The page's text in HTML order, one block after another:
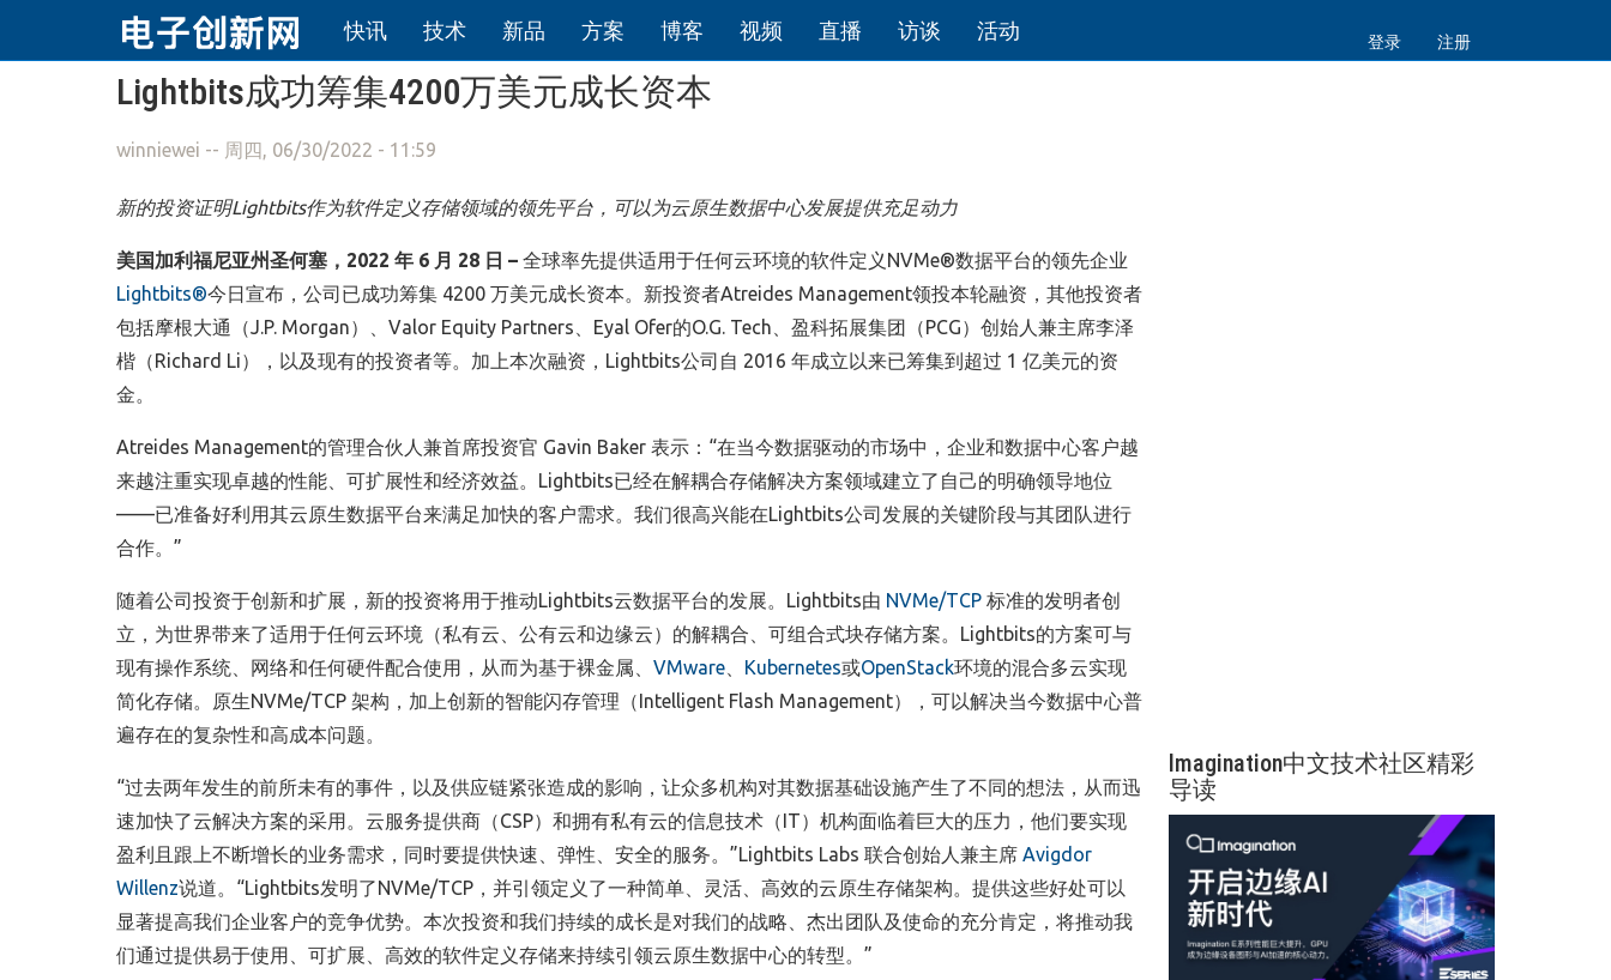
跳转到主要内容
快讯 技术 新品 方案 博客 视频 直播 访谈 活动 登录 注册
Lightbits成功筹集4200万美元成长资本
winniewei -- 周四, 06/30/2022 - 11:59
新的投资证明Lightbits作为软件定义存储领域的领先平台，可以为云原生数据中心发展提供充足动力
美国加利福尼亚州圣何塞， 2022 年 6 月 28 日 – 全球率先提供适用于任何云环境的软件定义 NVMe®数据平台的领先企业
Lightbits®今日宣布，公司已成功筹集 4200 万美元成长资本。新投资者Atreides Management领投本轮融资，其他投资者
包括摩根大通（J.P. Morgan）、 Valor Equity Partners Eyal Ofer的O.G. Tech 、盈科拓展集团（PCG）创始人兼主席李泽
楷（Richard Li），以及现有的投资者等。加上本次融资， Lightbits公司自 2016 年成立以来已筹集到超过 1 亿美元的资
金。
Atreides Management的管理合伙人兼首席投资官 Gavin Baker 表示：“在当今数据驱动的市场中，企业和数据中心客户越
来越注重实现卓越的性能、可扩展性和经济效益。 Lightbits已经在解耦合存储解决方案领域建立了自己的明确领导地位
——已准备好利用其云原生数据平台来满足加快的客户需求。我们很高兴能在Lightbits公司发展的关键阶段与其团队进行
合作。”
随着公司投资于创新和扩展，新的投资将用于推动Lightbits云数据平台的发展。 Lightbits由 NVMe/TCP 标准的发明者创
立，为世界带来了适用于任何云环境（私有云、公有云和边缘云）的解耦合、可组合式块存储方案。 Lightbits的方案可与
现有操作系统、网络和任何硬件配合使用，从而为基于裸金属、 VMware Kubernetes或OpenStack环境的混合多云实现
简化存储。原生NVMe/TCP 架构，加上创新的智能闪存管理（Intelligent Flash Management），可以解决当今数据中心普
遍存在的复杂性和高成本问题。
“过去两年发生的前所未有的事件，以及供应链紧张造成的影响，让众多机构对其数据基础设施产生了不同的想法，从而迅
速加快了云解决方案的采用。云服务提供商（CSP）和拥有私有云的信息技术（IT）机构面临着巨大的压力，他们要实现
盈利且跟上不断增长的业务需求，同时要提供快速、弹性、安全的服务。”Lightbits Labs 联合创始人兼主席 Avigdor
Willenz说道。“Lightbits发明了NVMe/TCP ，并引领定义了一种简单、灵活、高效的云原生存储架构。提供这些好处可以
显著提高我们企业客户的竞争优势。本次投资和我们持续的成长是对我们的战略、杰出团队及使命的充分肯定，将推动我
们通过提供易于使用、可扩展、高效的软件定义存储来持续引领云原生数据中心的转型。 ”
Imagination中文技术社区精彩
导读